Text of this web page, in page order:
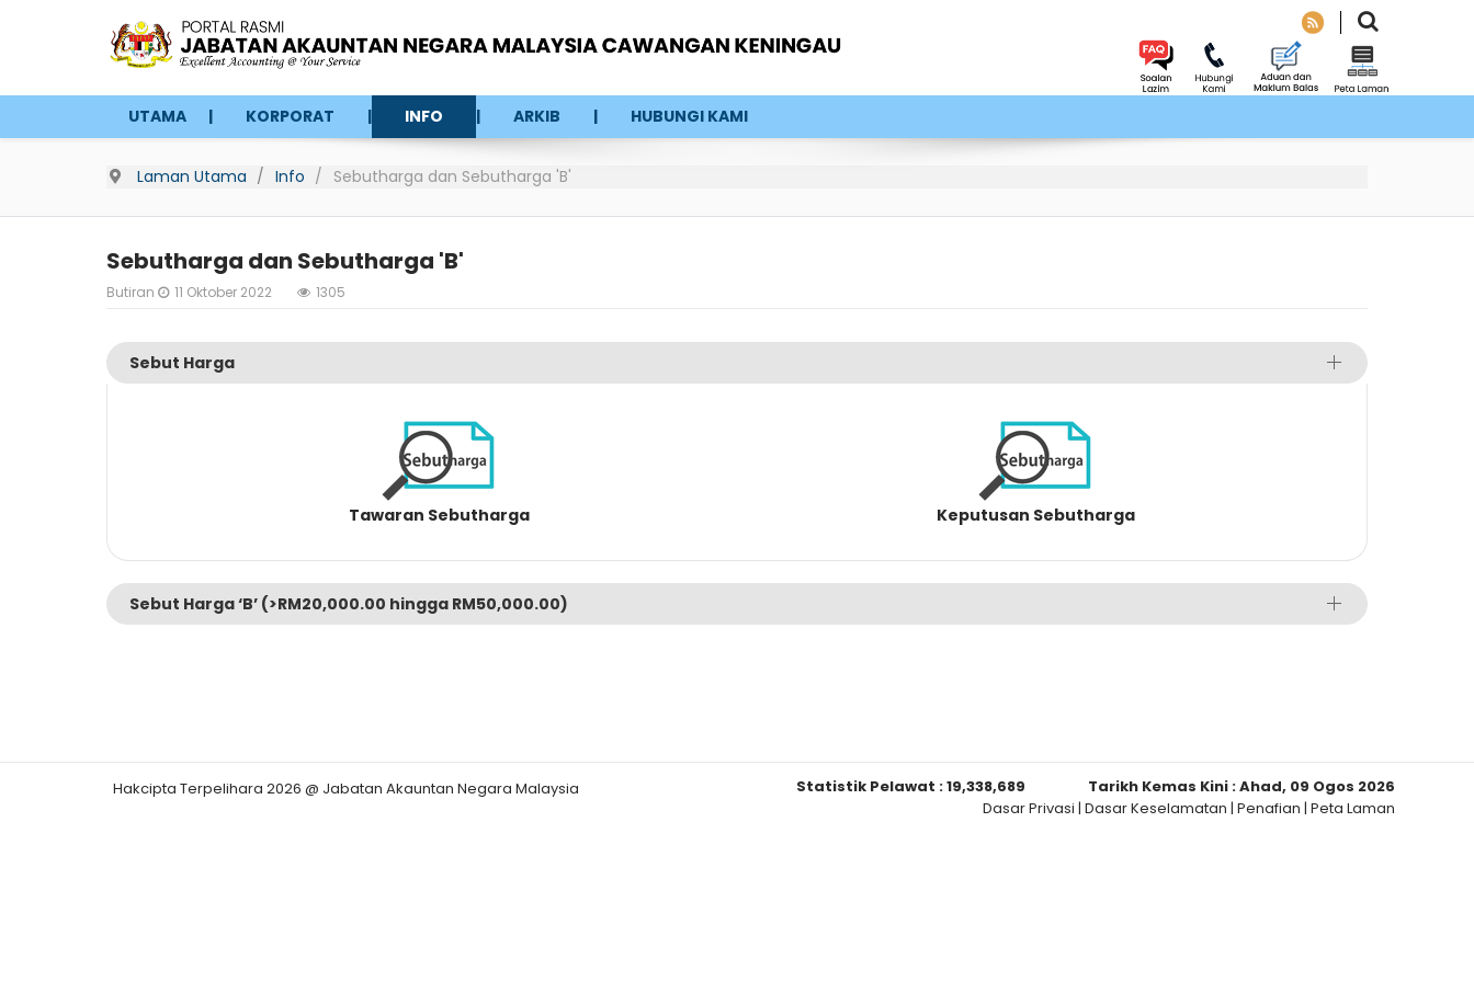
UTAMA KORPORAT INFO ARKIB HUBUNGI KAMI
Laman Utama Info Sebutharga dan Sebutharga 'B'
Sebutharga dan Sebutharga 'B'
Butiran 11 Oktober 2022 1305
Sebut Harga
Tawaran Sebutharga Keputusan Sebutharga
Sebut Harga ‘B’ (>RM20,000.00 hingga RM50,000.00)
Hakcipta Terpelihara 2026 @ Jabatan Akauntan Negara Malaysia Statistik Pelawat :19,338,689 Tarikh Kemas Kini :Ahad, 09 Ogos 2026
Dasar Privasi | Dasar Keselamatan | Penafian | Peta Laman